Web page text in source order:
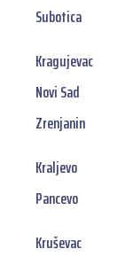
Subotica
Kragujevac
Novi Sad
Zrenjanin
Kraljevo
Pancevo
Kruševac